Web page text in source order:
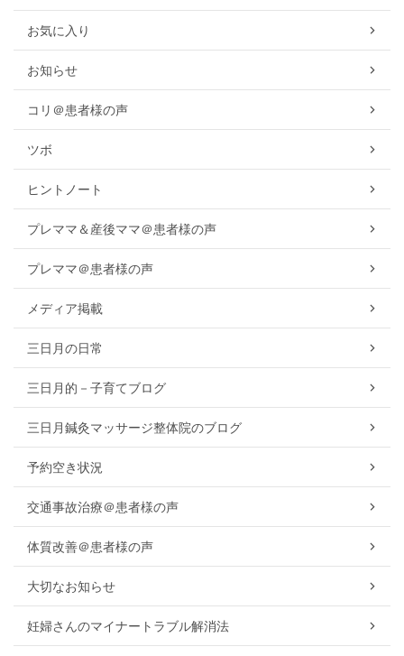
お気に入り
お知らせ
コリ＠患者様の声
ツボ
ヒントノート
プレママ＆産後ママ＠患者様の声
プレママ＠患者様の声
メディア掲載
三日月の日常
三日月的－子育てブログ
三日月鍼灸マッサージ整体院のブログ
予約空き状況
交通事故治療＠患者様の声
体質改善＠患者様の声
大切なお知らせ
妊婦さんのマイナートラブル解消法